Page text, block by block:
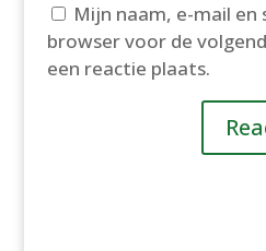
Mijn naam, e-mail en
browser voor de
een reactie plaats.